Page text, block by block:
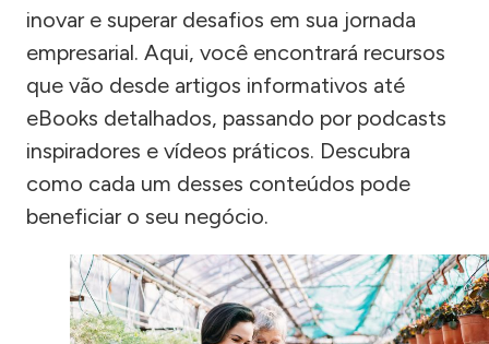
inovar e superar desafios em sua jornada
empresarial. Aqui, você encontrará recursos
que vão desde artigos informativos até
eBooks detalhados, passando por podcasts
inspiradores e vídeos práticos. Descubra
como cada um desses conteúdos pode
beneficiar o seu negócio.